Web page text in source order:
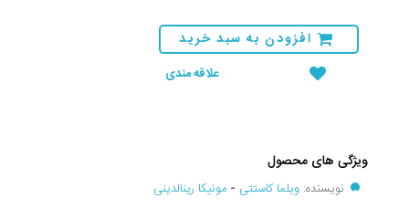
افزودن به سبد خرید
علاقه مندی
ویژگی های محصول
نویسنده: ویلما کاستتی - مونیکا رینالدینی